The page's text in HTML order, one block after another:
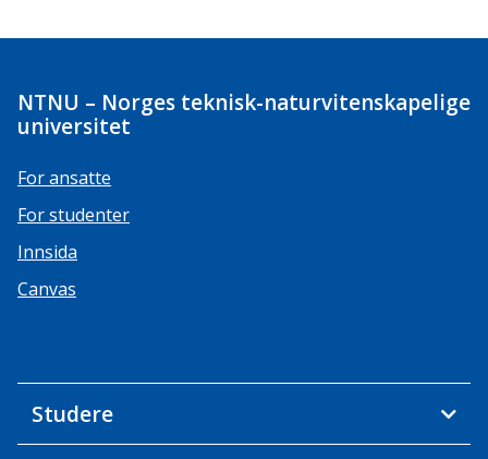
NTNU – Norges teknisk-naturvitenskapelige
universitet
For ansatte
For studenter
Innsida
Canvas
Studere